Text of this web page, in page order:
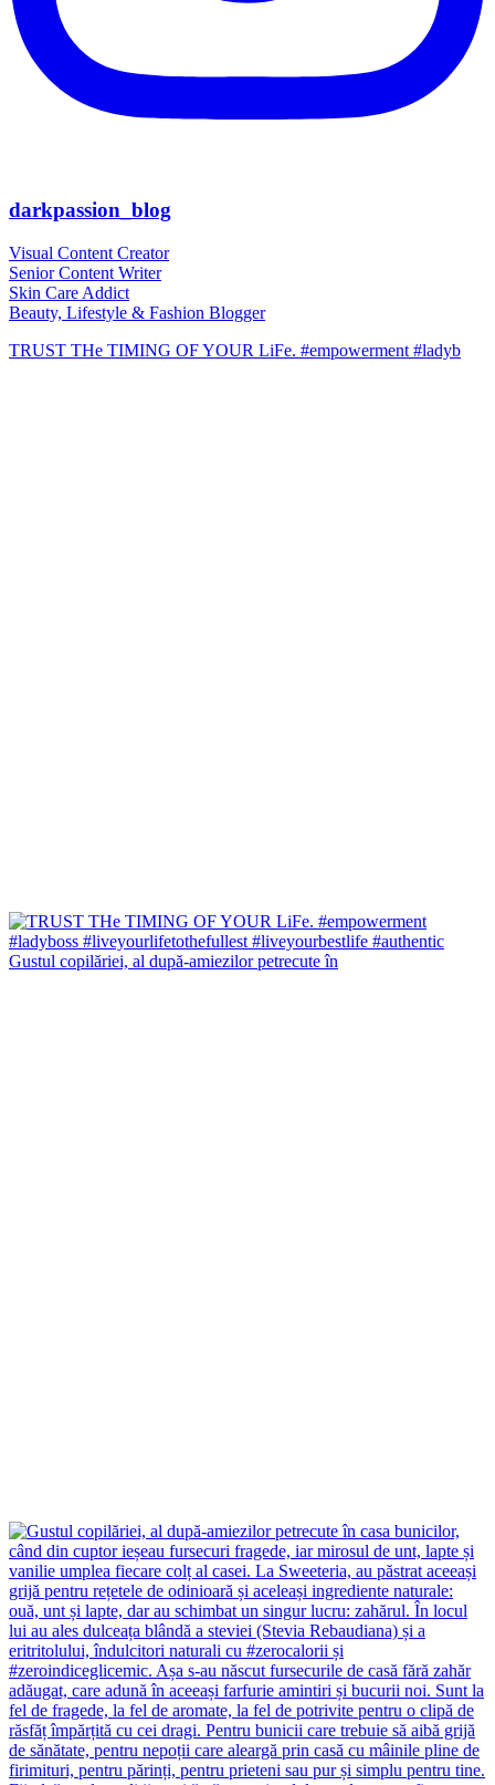
darkpassion_blog
Visual Content Creator
Senior Content Writer
Skin Care Addict
Beauty, Lifestyle & Fashion Blogger
TRUST THe TIMING OF YOUR LiFe. #empowerment #ladyb
Gustul copilăriei, al după-amiezilor petrecute în